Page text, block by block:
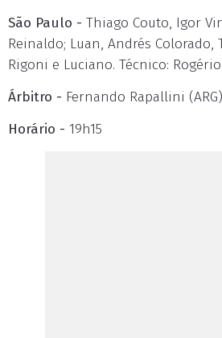
São Paulo - Thiago Couto, Igor
Reinaldo; Luan, Andrés Colorado,
Rigoni e Luciano. Técnico:
Árbitro - Fernando Rapallini (ARG)
Horário - 19h15